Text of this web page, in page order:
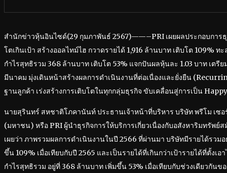
สำนักข่าวหุ้นอินไซด์(29 กุมภาพันธ์ 2567)——–PRI เผยผลประกอบการธุ
โตเกินเป้า สร้างออลไทม์ไฮ กวาดรายได้ 1,916 ล้านบาท เติบโต 109% ท
กำไรสุทธิรวม 368 ล้านบาท เติบโต 53% แจกปันผลหุ้นละ 1.03 บาท เตรี
มีนาคม มุ่งเดินหน้าสร้างผลการดำเนินงานที่ต่อเนื่องและยั่งยืน
ฐานลูกค้า เร่งสร้างการเติบโตในทุกกลุ่มธุรกิจ ขับเคลื่อนสู่การเป็น
นายสุรินทร์ สหชาติโภคานันท์ ประธานเจ้าหน้าที่บริหาร บริษัท พรีโม เซ
(มหาชน) หรือ PRI ผู้นำธุรกิจการให้บริการเกี่ยวเนื่องกับอสังหาริมทรัพย์
เผยว่า ภาพรวมผลการดำเนินงานในปี 2566 ที่ผ่านมา บริษัทมีรายได้รวมอ
ขึ้น 109% เมื่อเทียบกับปี 2565 และเป็นรายได้ที่เกินกว่าเป้ารายได้ที่ตั้งเอ
กำไรสุทธิรวม อยู่ที่ 368 ล้านบาท เพิ่มขึ้น 53% เมื่อเทียบกับช่วงเดียวกันข